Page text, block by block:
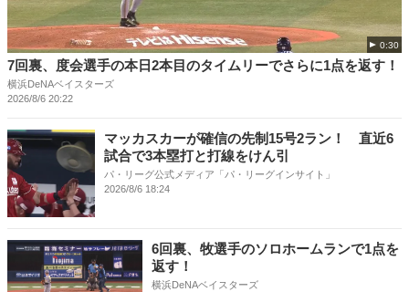
0:30
7回裏、度会選手の本日2本目のタイムリーでさらに1点を返す！
横浜DeNAベイスターズ
2026/8/6 20:22
マッカスカーが確信の先制15号2ラン！ 直近6
試合で3本塁打と打線をけん引
パ・リーグ公式メディア「パ・リーグインサイト」
2026/8/6 18:24
6回裏、牧選手のソロホームランで1点を
返す！
横浜DeNAベイスターズ